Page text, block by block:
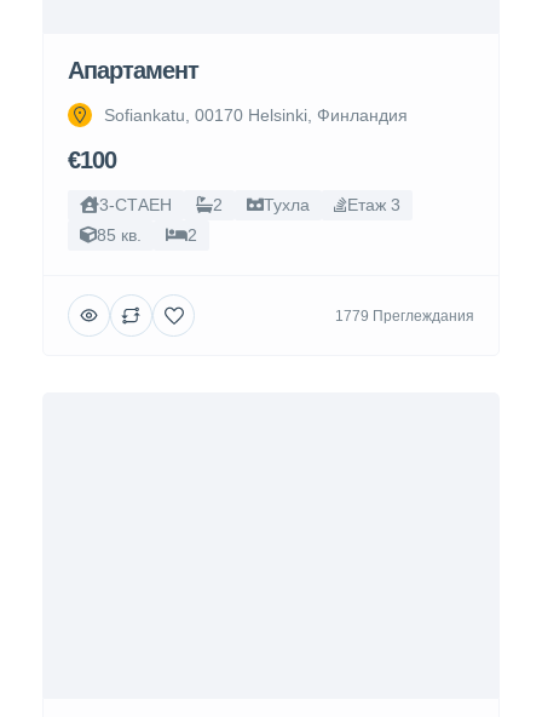
Апартамент
Sofiankatu, 00170 Helsinki, Финландия
€100
3-СТАЕН 2 Тухла
Етаж 3
85 кв.
2
1779 Преглеждания